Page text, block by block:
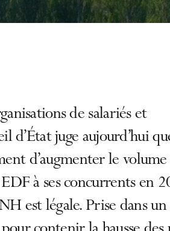
de salariés et
d’État juge aujourd’hui
d’augmenter le volume
à ses concurrents en
est légale. Prise dans un